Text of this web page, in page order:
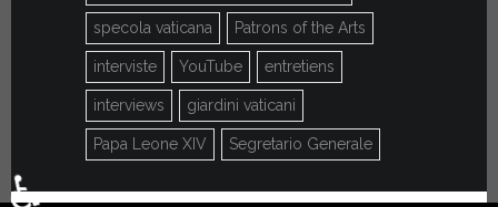
specola vaticana Patrons of the Arts
interviste YouTube entretiens
interviews giardini vaticani
Papa Leone XIV Segretario Generale